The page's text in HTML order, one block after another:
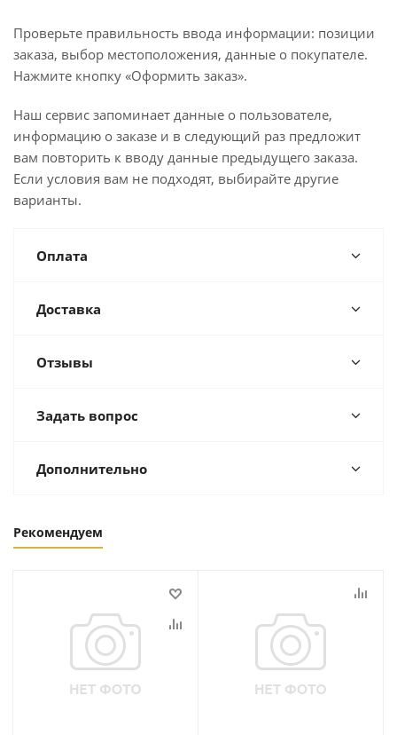
Проверьте правильность ввода информации: позиции
заказа, выбор местоположения, данные о покупателе.
Нажмите кнопку «Оформить заказ».
Наш сервис запоминает данные о пользователе,
информацию о заказе и в следующий раз предложит
вам повторить к вводу данные предыдущего заказа.
Если условия вам не подходят, выбирайте другие
варианты.
Оплата
Доставка
Отзывы
Задать вопрос
Дополнительно
Рекомендуем